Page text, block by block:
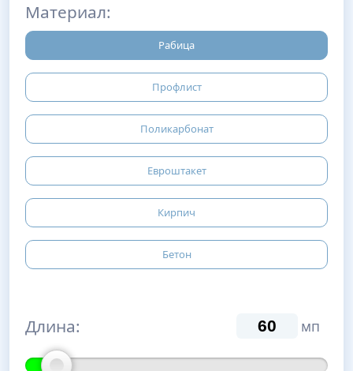
Материал:
Рабица
Профлист
Поликарбонат
Евроштакет
Кирпич
Бетон
Длина: мп